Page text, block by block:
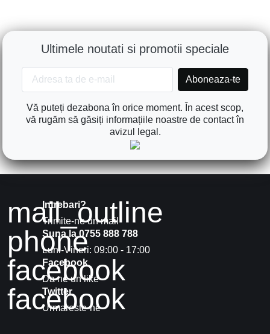
Ultimele noutati si promotii speciale
Vă puteți dezabona în orice moment. În acest scop,
vă rugăm să găsiți informațiile noastre de contact în
avizul legal.
mail_outline
Intrebari?
Trimite-ne un mail
phone
Suna la 0755 888 788
Luni-Vineri: 09:00 - 17:00
facebook
Facebook
Da ne un like
facebook
Twitter
Urmareste-ne